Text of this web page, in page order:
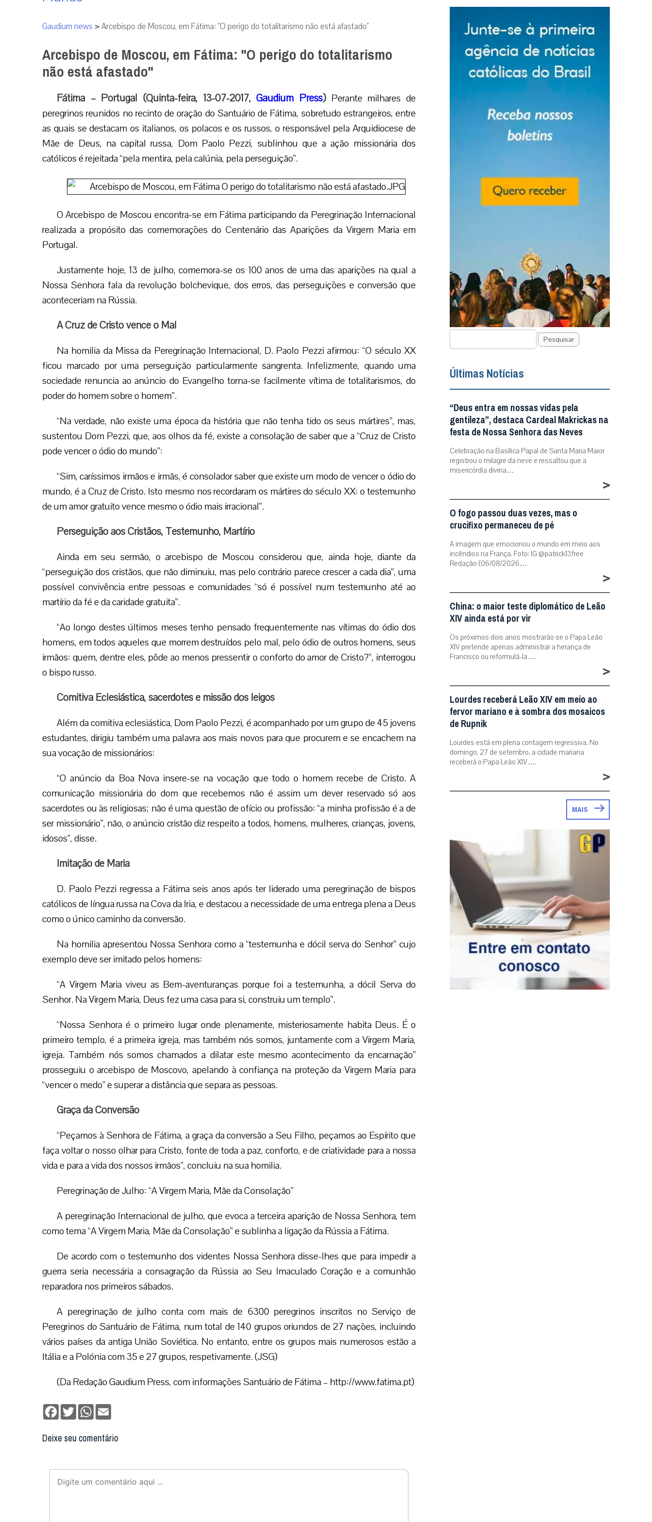
Gaudium news >Arcebispo de Moscou, em Fátima: "O perigo do totalitarismo não está afastado"
Arcebispo de Moscou, em Fátima: "O perigo do totalitarismo
não está afastado"
Fátima – Portugal (Quinta-feira, 13-07-2017,Gaudium Press) Perante milhares de
peregrinos reunidos no recinto de oração do Santuário de Fátima, sobretudo estrangeiros, entre
as quais se destacam os italianos, os polacos e os russos, o responsável pela Arquidiocese de
Mãe de Deus, na capital russa, Dom Paolo Pezzi, sublinhou que a ação missionária dos
católicos é rejeitada “pela mentira, pela calúnia, pela perseguição”.
O Arcebispo de Moscou encontra-se em Fátima participando da Peregrinação Internacional
realizada a propósito das comemorações do Centenário das Aparições da Virgem Maria em
Portugal.
Justamente hoje, 13 de julho, comemora-se os 100 anos de uma das aparições na qual a
Nossa Senhora fala da revolução bolchevique, dos erros, das perseguições e conversão que
aconteceriam na Rússia.
A Cruz de Cristo vence o Mal
Na homilia da Missa da Peregrinação Internacional, D. Paolo Pezzi afirmou: “O século XX
ficou marcado por uma perseguição particularmente sangrenta. Infelizmente, quando uma
sociedade renuncia ao anúncio do Evangelho torna-se facilmente vítima de totalitarismos, do
poder do homem sobre o homem”.
“Na verdade, não existe uma época da história que não tenha tido os seus mártires”, mas,
sustentou Dom Pezzi, que, aos olhos da fé, existe a consolação de saber que a “Cruz de Cristo
pode vencer o ódio do mundo”:
“Sim, caríssimos irmãos e irmãs, é consolador saber que existe um modo de vencer o ódio do
mundo, é a Cruz de Cristo. Isto mesmo nos recordaram os mártires do século XX: o testemunho
de um amor gratuito vence mesmo o ódio mais irracional”.
Perseguição aos Cristãos, Testemunho, Martírio
Ainda em seu sermão, o arcebispo de Moscou considerou que, ainda hoje, diante da
“perseguição dos cristãos, que não diminuiu, mas pelo contrário parece crescer a cada dia”, uma
possível convivência entre pessoas e comunidades “só é possível num testemunho até ao
martírio da fé e da caridade gratuita”.
“Ao longo destes últimos meses tenho pensado frequentemente nas vítimas do ódio dos
homens, em todos aqueles que morrem destruídos pelo mal, pelo ódio de outros homens, seus
irmãos: quem, dentre eles, pôde ao menos pressentir o conforto do amor de Cristo?”, interrogou
o bispo russo.
Comitiva Eclesiástica, sacerdotes e missão dos leigos
Além da comitiva eclesiástica, Dom Paolo Pezzi, é acompanhado por um grupo de 45 jovens
estudantes, dirigiu também uma palavra aos mais novos para que procurem e se encachem na
sua vocação de missionários:
“O anúncio da Boa Nova insere-se na vocação que todo o homem recebe de Cristo. A
comunicação missionária do dom que recebemos não é assim um dever reservado só aos
sacerdotes ou às religiosas; não é uma questão de ofício ou profissão: “a minha profissão é a de
ser missionário”, não, o anúncio cristão diz respeito a todos, homens, mulheres, crianças, jovens,
idosos”, disse.
Imitação de Maria
D. Paolo Pezzi regressa a Fátima seis anos após ter liderado uma peregrinação de bispos
católicos de língua russa na Cova da Iria, e destacou a necessidade de uma entrega plena a Deus
como o único caminho da conversão.
Na homilia apresentou Nossa Senhora como a “testemunha e dócil serva do Senhor” cujo
exemplo deve ser imitado pelos homens:
“A Virgem Maria viveu as Bem-aventuranças porque foi a testemunha, a dócil Serva do
Senhor. Na Virgem Maria, Deus fez uma casa para si, construiu um templo”.
“Nossa Senhora é o primeiro lugar onde plenamente, misteriosamente habita Deus. É o
primeiro templo, é a primeira igreja, mas também nós somos, juntamente com a Virgem Maria,
igreja. Também nós somos chamados a dilatar este mesmo acontecimento da encarnação”
prosseguiu o arcebispo de Moscovo, apelando à confiança na proteção da Virgem Maria para
“vencer o medo” e superar a distância que separa as pessoas.
Graça da Conversão
“Peçamos à Senhora de Fátima, a graça da conversão a Seu Filho, peçamos ao Espírito que
faça voltar o nosso olhar para Cristo, fonte de toda a paz, conforto, e de criatividade para a nossa
vida e para a vida dos nossos irmãos”, concluiu na sua homilia.
Peregrinação de Julho: “A Virgem Maria, Mãe da Consolação”
A peregrinação Internacional de julho, que evoca a terceira aparição de Nossa Senhora, tem
como tema “A Virgem Maria, Mãe da Consolação” e sublinha a ligação da Rússia a Fátima.
De acordo com o testemunho dos videntes Nossa Senhora disse-lhes que para impedir a
guerra seria necessária a consagração da Rússia ao Seu Imaculado Coração e a comunhão
reparadora nos primeiros sábados.
A peregrinação de julho conta com mais de 6300 peregrinos inscritos no Serviço de
Peregrinos do Santuário de Fátima, num total de 140 grupos oriundos de 27 nações, incluindo
vários países da antiga União Soviética. No entanto, entre os grupos mais numerosos estão a
Itália e a Polónia com 35 e 27 grupos, respetivamente. (JSG)
(Da Redação Gaudium Press, com informações Santuário de Fátima – http://www.fatima.pt)
Facebook
TwitterWhatsApp
Deixe seu comentário
Pesquisar
Últimas Notícias
“Deus entra em nossas vidas pela
gentileza”, destaca Cardeal Makrickas na
festa de Nossa Senhora das Neves
Celebração na Basílica Papal de Santa Maria Maior
registrou o milagre da neve e ressaltou que a
misericórdia divina…
>
O fogo passou duas vezes, mas o
crucifixo permaneceu de pé
A imagem que emocionou o mundo em meio aos
incêndios na França. Foto: IG @patrick13free
Redação (06/08/2026…
>
China: o maior teste diplomático de Leão
XIV ainda está por vir
Os próximos dois anos mostrarão se o Papa Leão
XIV pretende apenas administrar a herança de
Francisco ou reformulá-la….
>
Lourdes receberá Leão XIV em meio ao
fervor mariano e à sombra dos mosaicos
de Rupnik
Lourdes está em plena contagem regressiva. No
domingo, 27 de setembro, a cidade mariana
receberá o Papa Leão XIV….
>
MAIS